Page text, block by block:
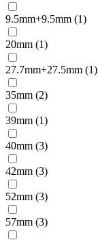
9.5mm+9.5mm (1)
20mm (1)
27.7mm+27.5mm (1)
35mm (2)
39mm (1)
40mm (3)
42mm (3)
52mm (3)
57mm (3)